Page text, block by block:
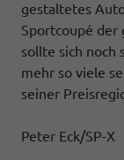
gestaltetes
Sportcoupé der
sollte sich noch
mehr so viele
seiner
Peter Eck/SP-X